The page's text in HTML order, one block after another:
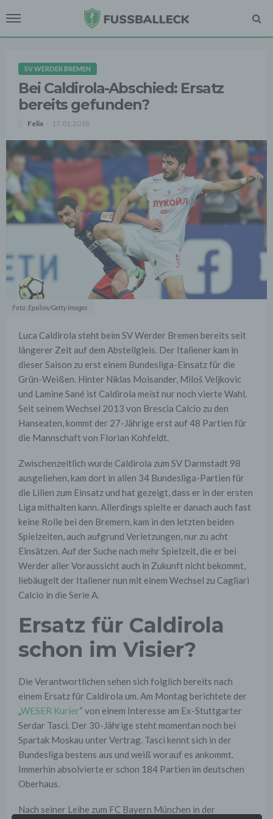
SV WERDER BREMEN
Bei Caldirola-Abschied: Ersatz
bereits gefunden?
Felix 17.01.2018
Foto: Epsilon/Getty Images
Luca Caldirola steht beim SV Werder Bremen bereits seit
längerer Zeit auf dem Abstellgleis. Der Italiener kam in
dieser Saison zu erst einem Bundesliga-Einsatz für die
Grün-Weißen. Hinter Niklas Moisander, Miloš Veljkovic
und Lamine Sané ist Caldirola meist nur noch vierte Wahl.
Seit seinem Wechsel 2013 von Brescia Calcio zu den
Hanseaten, kommt der 27-Jährige erst auf 48 Partien für
die Mannschaft von Florian Kohfeldt.
Zwischenzeitlich wurde Caldirola zum SV Darmstadt 98
ausgeliehen, kam dort in allen 34 Bundesliga-Partien für
die Lilien zum Einsatz und hat gezeigt, dass er in der ersten
Liga mithalten kann. Allerdings spielte er danach auch fast
keine Rolle bei den Bremern, kam in den letzten beiden
Spielzeiten, auch aufgrund Verletzungen, nur zu acht
Einsätzen. Auf der Suche nach mehr Spielzeit, die er bei
Werder aller Voraussicht auch in Zukunft nicht bekommt,
liebäugelt der Italiener nun mit einem Wechsel zu Cagliari
Calcio in die Serie A.
Ersatz für Caldirola
schon im Visier?
Die Verantwortlichen sehen sich folglich bereits nach
einem Ersatz für Caldirola um. Am Montag berichtete der
„WESER Kurier“ von einem Interesse am Ex-Stuttgarter
Serdar Tasci. Der 30-Jährige steht momentan noch bei
Spartak Moskau unter Vertrag. Tasci kennt sich in der
Bundesliga bestens aus und weiß worauf es ankommt.
Immerhin absolvierte er schon 184 Partien im deutschen
Oberhaus.
Nach seiner Leihe zum FC Bayern München in der